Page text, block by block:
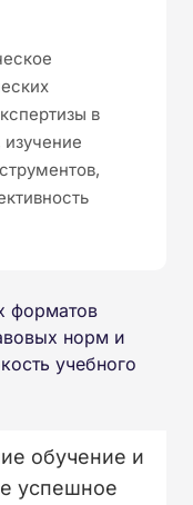
в
форматов
норм и
учебного
обучение и
успешное